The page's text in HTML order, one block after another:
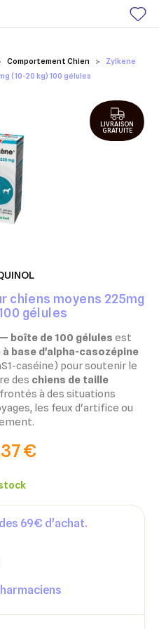
Comportement Chien
Zylkene
(10-20 kg) 100 gélules
moyens 225mg
gélules
boîte de 100 gélules est
base d'alpha-casozépine
caséine) pour soutenir le
des chiens de taille
à des situations
les feux d'artifice ou
€
69€ d'achat.
LIVRAISON
GRATUITE